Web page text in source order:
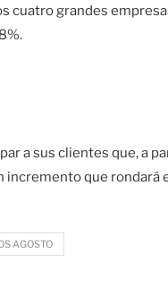
cuatro grandes
a sus clientes que, a
que rondará
AGOSTO